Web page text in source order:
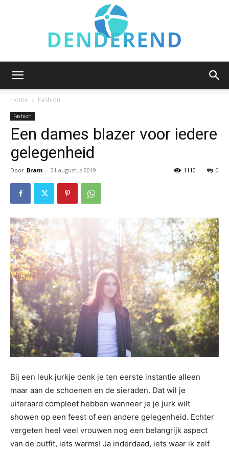
Home
Fashion
Fashion
Een dames blazer voor iedere
gelegenheid
Door Bram - 21 augustus 2019 0
1110
Bij een leuk jurkje denk je ten eerste instantie alleen
maar aan de schoenen en de sieraden. Dat wil je
uiteraard compleet hebben wanneer je je jurk wilt
showen op een feest of een andere gelegenheid. Echter
vergeten heel veel vrouwen nog een belangrijk aspect
van de outfit, iets warms! Ja inderdaad, iets waar ik zelf